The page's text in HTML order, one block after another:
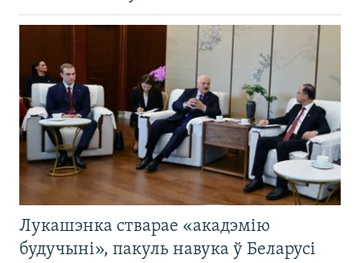
Лукашэнка стварае «акадэмію
будучыні», пакуль навука ў Беларусі